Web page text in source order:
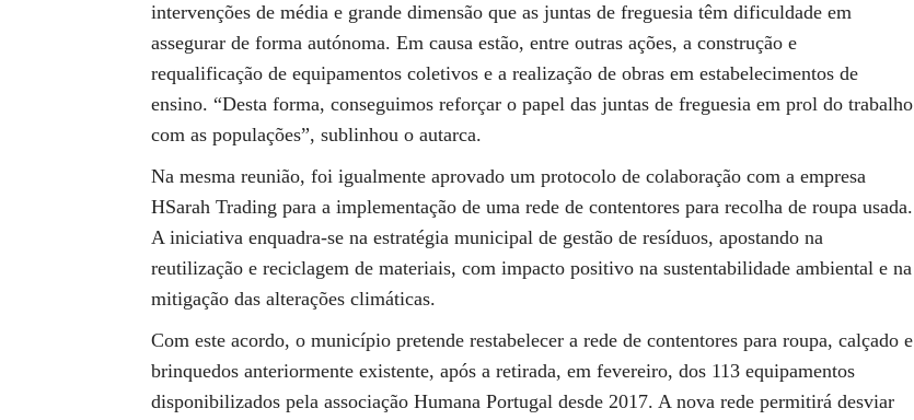
intervenções de média e grande dimensão que as juntas de freguesia têm dificuldade em
assegurar de forma autónoma. Em causa estão, entre outras ações, a construção e
requalificação de equipamentos coletivos e a realização de obras em estabelecimentos de
ensino. “Desta forma, conseguimos reforçar o papel das juntas de freguesia em prol do trabalho
com as populações”, sublinhou o autarca.
Na mesma reunião, foi igualmente aprovado um protocolo de colaboração com a empresa
HSarah Trading para a implementação de uma rede de contentores para recolha de roupa usada.
A iniciativa enquadra-se na estratégia municipal de gestão de resíduos, apostando na
reutilização e reciclagem de materiais, com impacto positivo na sustentabilidade ambiental e na
mitigação das alterações climáticas.
Com este acordo, o município pretende restabelecer a rede de contentores para roupa, calçado e
brinquedos anteriormente existente, após a retirada, em fevereiro, dos 113 equipamentos
disponibilizados pela associação Humana Portugal desde 2017. A nova rede permitirá desviar